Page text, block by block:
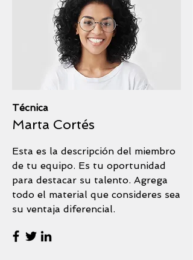
Técnica
Marta Cortés
Esta es la descripción del miembro
de tu equipo. Es tu oportunidad
para destacar su talento. Agrega
todo el material que consideres sea
su ventaja diferencial.